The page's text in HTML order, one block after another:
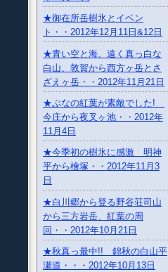
★御在所岳樹氷とイベン
ト・・2012年12月11日&12日
★青い空と海、遠く真っ白な
白山、敦賀から西方ヶ岳とさ
ざえヶ岳・・2012年11月21日
★ぶなの紅葉が素敵でした!
今庄から夜叉ヶ池・・2012年
11月4日
★今季初の樹氷に感激 明神
平から檜塚・・2012年11月3
日
★白川郷から登る野谷荘司山
から三方岩岳、紅葉の周
回・・2012年10月21日
★秋真っ最中!! 錦秋の白山平
瀬道・・・2012年10月13日